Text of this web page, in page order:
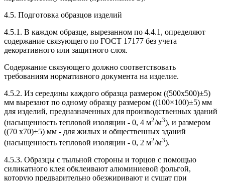
4.5. Подготовка образцов изделий
4.5.1. В каждом образце, вырезанном по 4.4.1, определяют
содержание связующего по ГОСТ 17177 без учета
декоративного или защитного слоя.
Содержание связующего должно соответствовать
требованиям нормативного документа на изделие.
4.5.2. Из середины каждого образца размером ((500х500)±5)
мм вырезают по одному образцу размером ((100×100)±5) мм
для изделий, предназначенных для производственных зданий
(насыщенность тепловой изоляции - 0, 4 м2/м3), и размером
((70 х70)±5) мм - для жилых и общественных зданий
(насыщенность тепловой изоляции - 0, 2 м2/м3).
4.5.3. Образцы с тыльной стороны и торцов с помощью
силикатного клея обклеивают алюминиевой фольгой,
которую предварительно обезжиривают и сушат при